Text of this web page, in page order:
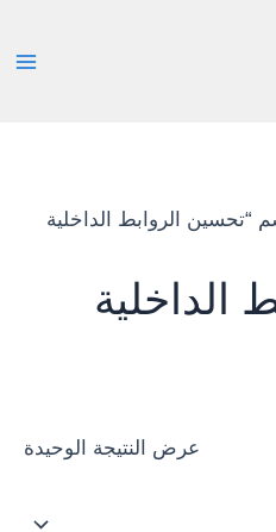
“تحسين الروابط الداخلية
الداخلية
عرض النتيجة الوحيدة